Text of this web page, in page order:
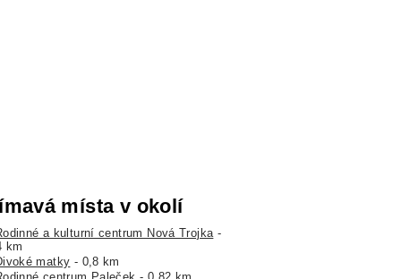
místa v okolí
a kulturní centrum Nová Trojka-
km
matky - 0,8 km